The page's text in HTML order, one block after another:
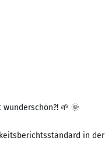
🌱 🌞
in